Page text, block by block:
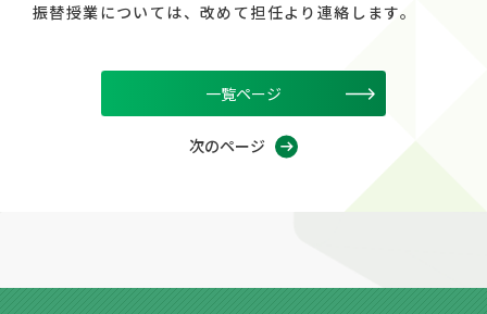
振替授業については、改めて担任より連絡します。
一覧ページ
次のページ